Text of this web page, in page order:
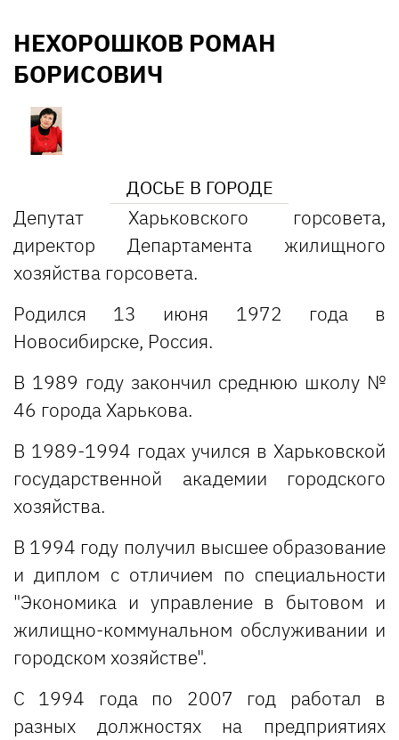
НЕХОРОШКОВ РОМАН
БОРИСОВИЧ
ДОСЬЕ В ГОРОДЕ
Депутат Харьковского горсовета,
директор Департамента жилищного
хозяйства горсовета.
Родился 13 июня 1972 года в
Новосибирске, Россия.
В 1989 году закончил среднюю школу №
46 города Харькова.
В 1989-1994 годах учился в Харьковской
государственной академии городского
хозяйства.
В 1994 году получил высшее образование
и диплом с отличием по специальности
"Экономика и управление в бытовом и
жилищно-коммунальном обслуживании и
городском хозяйстве".
С 1994 года по 2007 год работал в
разных должностях на предприятиях